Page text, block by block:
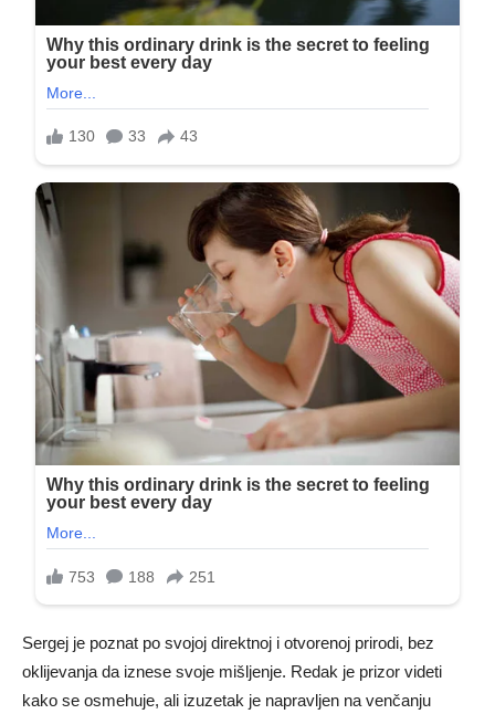
Sergej je poznat po svojoj direktnoj i otvorenoj prirodi, bez
oklijevanja da iznese svoje mišljenje. Redak je prizor videti
kako se osmehuje, ali izuzetak je napravljen na venčanju